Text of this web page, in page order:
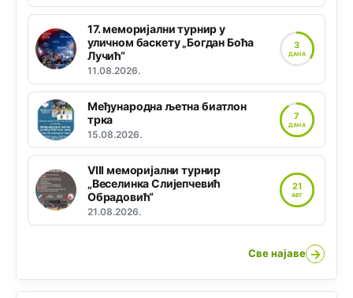
17. меморијални турнир у
уличном баскету „Богдан Боћа
Лучић“
11.08.2026.
3
ДАНА
Међународна љетна биатлон
трка
15.08.2026.
7
ДАНА
VIII меморијални турнир
„Веселинка Слијепчевић
Обрадовић“
21.08.2026.
21
АВГ
Све најаве →